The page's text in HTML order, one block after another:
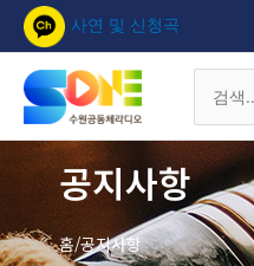
너
사연 및 신청곡
대
상
공지사항
홈/공지사항